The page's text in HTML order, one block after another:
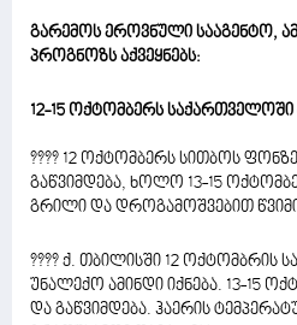
გარემოს ეროვნული სააგენტო,
პროგნოზს აქვეყნებს:
12-15 ოქტომბერს
???? 12 ოქტომბერს სითბოს
გაწვიმდება, ხოლო 13-15
გრილი და დროგამოშვებით
???? ქ. თბილისში 12 ოქტომბრის
უნალექო ამინდი იქნება. 13-15
და გაწვიმდება. ჰაერის